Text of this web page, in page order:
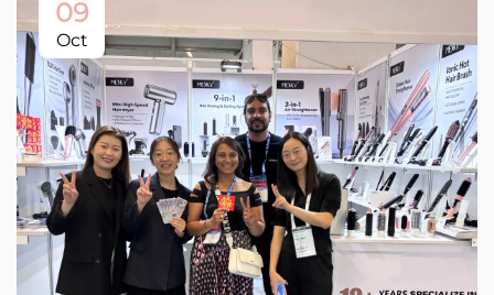
09
Oct